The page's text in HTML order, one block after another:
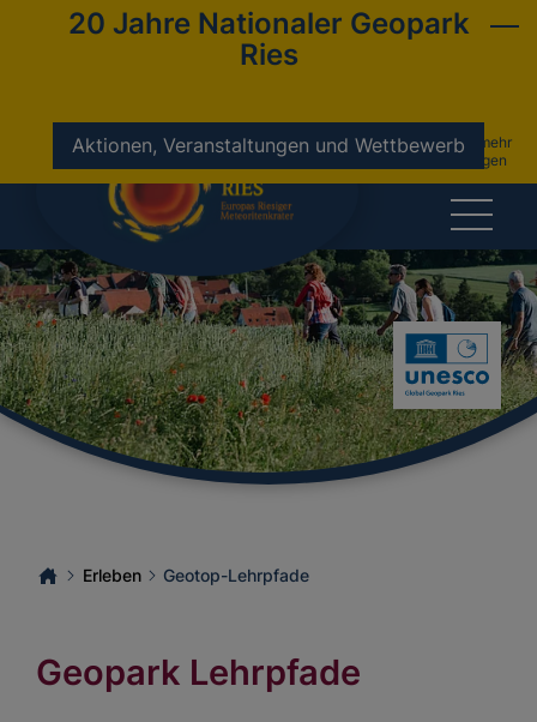
20 Jahre Nationaler Geopark
Ries
Aktionen, Veranstaltungen und Wettbewerbnicht mehr
anzeigen
Geotop-Lehrpfade
Erleben
Geopark Lehrpfade